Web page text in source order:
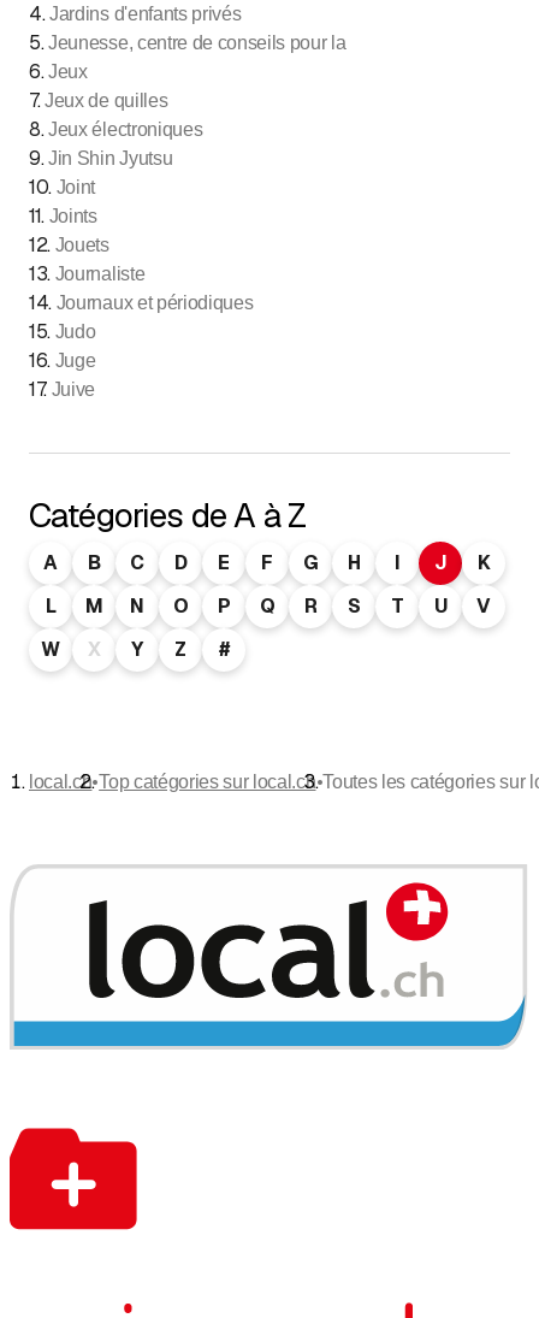
4.Jardins d'enfants privés
5.Jeunesse, centre de conseils pour la
6.Jeux
7.Jeux de quilles
8.Jeux électroniques
9.Jin Shin Jyutsu
10. Joint
11. Joints
12. Jouets
13. Journaliste
14. Journaux et périodiques
15. Judo
16. Juge
17. Juive
Catégories de A à Z
A B C D E F G H I J
K
L
M N O P Q R S T U
V
W
X Y Z #
local.ch•Top catégories sur local.ch•Toutes les catégories sur